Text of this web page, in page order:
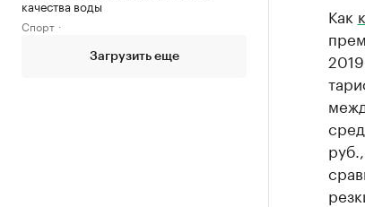
качества воды
Спорт
Загрузить еще
Как